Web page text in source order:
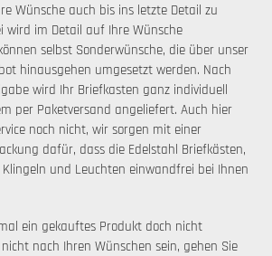
Wünsche auch bis ins letzte Detail zu
wird im Detail auf Ihre Wünsche
selbst Sonderwünsche, die über unser
hinausgehen umgesetzt werden. Nach
wird Ihr Briefkasten ganz individuell
per Paketversand angeliefert. Auch hier
noch nicht, wir sorgen mit einer
dafür, dass die Edelstahl Briefkästen,
und Leuchten einwandfrei bei Ihnen
ein gekauftes Produkt doch nicht
nach Ihren Wünschen sein, gehen Sie